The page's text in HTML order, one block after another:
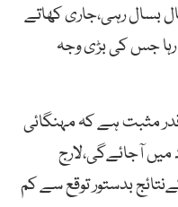
نمو 1.7 فیصد سال بسال رہی،جاری کھاتے
رہا جس کی بڑی وجہ
مثبت ہے کہ مہنگائی
حدود میں آجائےگی،لارج
بدستور توقع سے کم